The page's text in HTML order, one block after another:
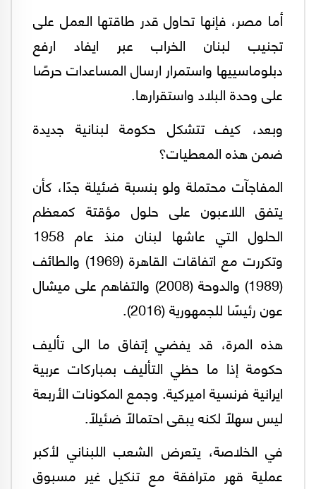
أما مصر، فإنها تحاول قدر طاقتها العمل على
تجنيب لبنان الخراب عبر ايفاد ارفع
دبلوماسييها واستمرار ارسال المساعدات حرصًا
على وحدة البلاد واستقرارها.
وبعد، كيف تتشكل حكومة لبنانية جديدة
ضمن هذه المعطيات؟
المفاجآت محتملة ولو بنسبة ضئيلة جدًا، كأن
يتفق اللاعبون على حلول مؤقتة كمعظم
الحلول التي عاشها لبنان منذ عام 1958
وتكررت مع اتفاقات القاهرة (1969) والطائف
(1989) والدوحة (2008) والتفاهم على ميشال
عون رئيسًا للجمهورية (2016).
هذه المرة، قد يفضي إتفاق ما الى تأليف
حكومة إذا ما حظي التأليف بمباركات عربية
ايرانية فرنسية اميركية. وجمع المكونات الأربعة
ليس سهلًا لكنه يبقى احتمالًا ضئيلًا.
في الخلاصة، يتعرض الشعب اللبناني لأكبر
عملية قهر مترافقة مع تنكيل غير مسبوق